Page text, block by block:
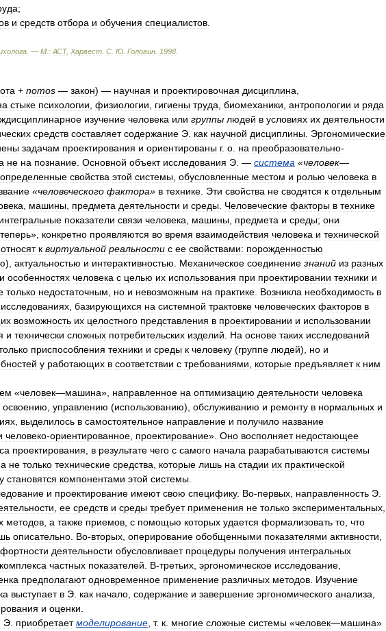
;
и средств отбора и обучения специалистов
. — М : АСТ, Харвест С Ю Головин 1998
+ nomos — закон) — научная и проектировочная дисциплина
стыке психологии физиологии гигиены труда биомеханики антропологии и ряда
изучение человека или группы людей в условиях их деятельности
средств составляет содержание Э как научной дисциплины Эргономические
задачам проектирования и ориентированы г. о на преобразовательно-
не на познание Основной объект исследования Э . — система «человек—
определенные свойства этой системы обусловленные местом и ролью человека в
«человеческого фактора» в технике Эти свойства не сводятся к отдельным
машины предмета деятельности и среды Человеческие факторы в технике
интегральные показатели связи человека машины предмета и среды; они
теперь», конкретно проявляются во время взаимодействия человека и технической
относят к виртуальной реальности с ее свойствами: порожденностью
), актуальностью и интерактивностью Механическое соединение знаний из разных
и особенностях человека с целью их использования при проектировании техники и
только недостаточным но и невозможным на практике Возникла необходимость в
исследованиях базирующихся на системной трактовке человеческих факторов в
возможность их целостного представления в проектировании и использовании
и технически сложных потребительских изделий На основе таких исследований
приспособления техники и среды к человеку (группе людей), но и
у работающих в соответствии с требованиями которые предъявляет к ним
«человек—машина», направленное на оптимизацию деятельности человека
освоению управлению (использованию), обслуживанию и ремонту в нормальных и
выделилось в самостоятельное направление и получило название
человеко-ориентированное проектирование». Оно восполняет недостающее
проектирования в результате чего с самого начала разрабатываются системы
а не только технические средства которые лишь на стадии их практической
становятся компонентами этой системы
и проектирование имеют свою специфику. Во-первых направленность Э
ее средств и среды требует применения не только экспериментальных
методов а также приемов с помощью которых удается формализовать то что
описательно Во-вторых оперирование обобщенными показателями активности
деятельности обусловливает процедуры получения интегральных
комплекса частных показателей В-третьих эргономическое исследование
предполагают одновременное применение различных методов Изучение
выступает в Э как начало содержание и завершение эргономического анализа
и оценки
Э приобретает моделирование т. к многие сложные системы «человек—машина»